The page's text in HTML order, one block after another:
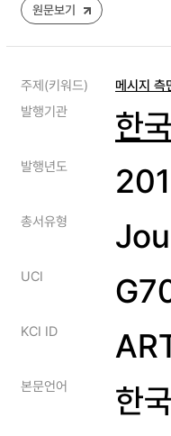
원문보기
주제(키워드) 메시지 측
발행기관
한
발행년도
총서유형
UCI
KCI ID
본문언어 한